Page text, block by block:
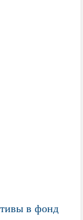
в фонд